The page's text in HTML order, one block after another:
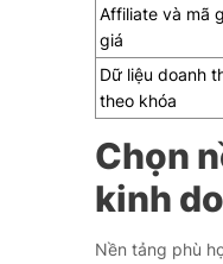
Affiliate và mã
giá
Dữ liệu doanh
theo khóa
Chọn
kinh
Nền tảng phù